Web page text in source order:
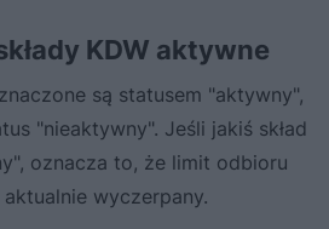
KDW aktywne
są statusem "aktywny",
"nieaktywny". Jeśli jakiś skład
oznacza to, że limit odbioru
wyczerpany.